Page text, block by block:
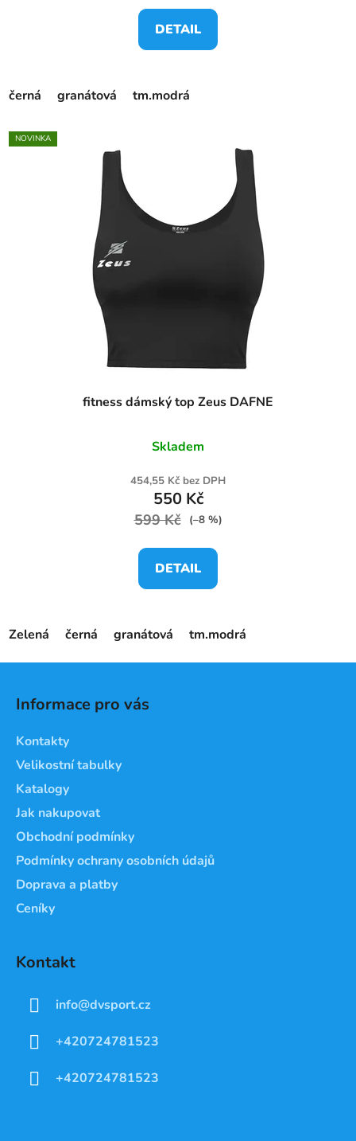
DETAIL
černá granátová tm.modrá
NOVINKA
fitness dámský top Zeus DAFNE
Skladem
454,55 Kč bez DPH
550 Kč
599 Kč (–8 %)
DETAIL
Zelená černá granátová tm.modrá
Informace pro vás
Kontakty
Velikostní tabulky
Katalogy
Jak nakupovat
Obchodní podmínky
Podmínky ochrany osobních údajů
Doprava a platby
Ceníky
Kontakt
info@dvsport.cz
+420724781523
+420724781523